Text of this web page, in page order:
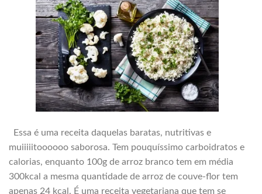
Essa é uma receita daquelas baratas, nutritivas e
muiiiiitoooooo saborosa. Tem pouquíssimo carboidratos e
calorias, enquanto 100g de arroz branco tem em média
300kcal a mesma quantidade de arroz de couve-flor tem
apenas 24 kcal. É uma receita vegetariana que tem se